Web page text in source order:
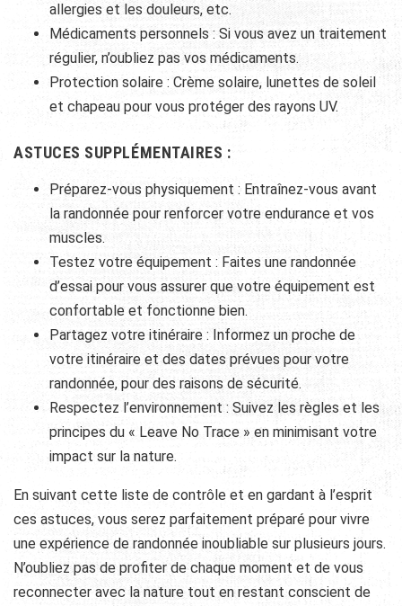
allergies et les douleurs, etc.
Médicaments personnels : Si vous avez un traitement
régulier, n’oubliez pas vos médicaments.
Protection solaire : Crème solaire, lunettes de soleil
et chapeau pour vous protéger des rayons UV.
ASTUCES SUPPLÉMENTAIRES :
Préparez-vous physiquement : Entraînez-vous avant
la randonnée pour renforcer votre endurance et vos
muscles.
Testez votre équipement : Faites une randonnée
d’essai pour vous assurer que votre équipement est
confortable et fonctionne bien.
Partagez votre itinéraire : Informez un proche de
votre itinéraire et des dates prévues pour votre
randonnée, pour des raisons de sécurité.
Respectez l’environnement : Suivez les règles et les
principes du « Leave No Trace » en minimisant votre
impact sur la nature.
En suivant cette liste de contrôle et en gardant à l’esprit
ces astuces, vous serez parfaitement préparé pour vivre
une expérience de randonnée inoubliable sur plusieurs jours.
N’oubliez pas de profiter de chaque moment et de vous
reconnecter avec la nature tout en restant conscient de